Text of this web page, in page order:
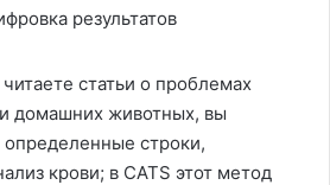
статьи о проблемах
домашних животных, вы
определенные строки,
крови; в CATS этот метод